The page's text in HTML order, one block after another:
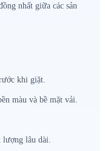
nhất giữa các sản
khi giặt.
màu và bề mặt vải.
lượng lâu dài.